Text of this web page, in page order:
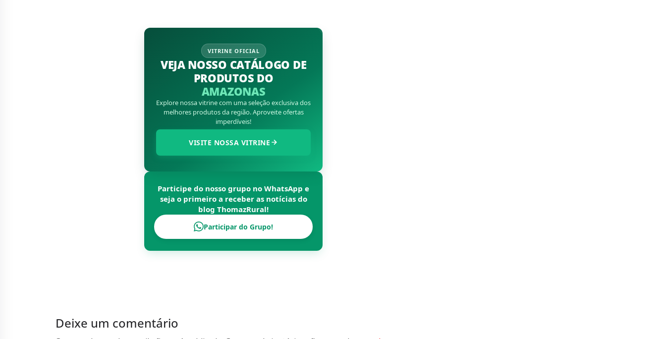
VITRINE OFICIAL
VEJA NOSSO CATÁLOGO DE
PRODUTOS DO
AMAZONAS
Explore nossa vitrine com uma seleção exclusiva dos
melhores produtos da região. Aproveite ofertas
imperdíveis!
VISITE NOSSA VITRINE
Participe do nosso grupo no WhatsApp e
seja o primeiro a receber as notícias do
blogThomazRural!
Participar do Grupo!
Deixe um comentário